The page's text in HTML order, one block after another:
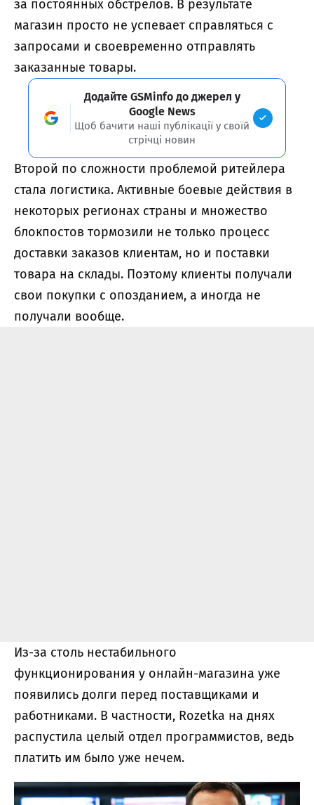
за постоянных обстрелов. В результате
магазин просто не успевает справляться с
запросами и своевременно отправлять
заказанные товары.
Додайте GSMinfo до джерел у
Google News
Щоб бачити наші публікації у своїй
стрічці новин
Второй по сложности проблемой ритейлера
стала логистика. Активные боевые действия в
некоторых регионах страны и множество
блокпостов тормозили не только процесс
доставки заказов клиентам, но и поставки
товара на склады. Поэтому клиенты получали
свои покупки с опозданием, а иногда не
получали вообще.
Из-за столь нестабильного
функционирования у онлайн-магазина уже
появились долги перед поставщиками и
работниками. В частности, Rozetka на днях
распустила целый отдел программистов, ведь
платить им было уже нечем.